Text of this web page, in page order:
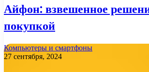
Айфон: взвешенное
покупкой
Компьютеры и смартфоны
27 сентября, 2024